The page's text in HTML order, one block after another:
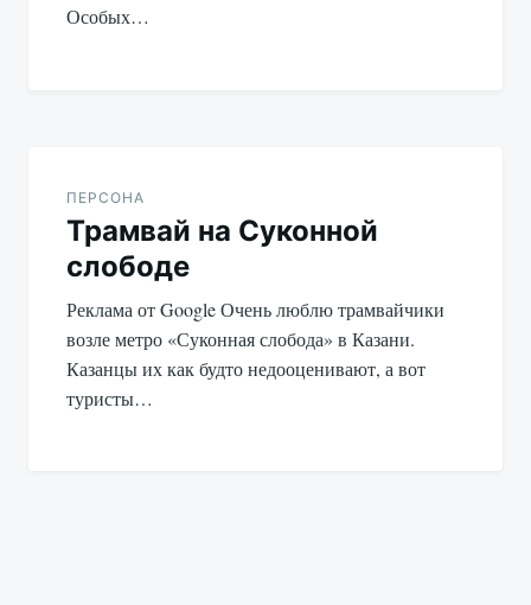
Особых…
ПЕРСОНА
Трамвай на Суконной
слободе
Реклама от Google Очень люблю трамвайчики
возле метро «Суконная слобода» в Казани.
Казанцы их как будто недооценивают, а вот
туристы…